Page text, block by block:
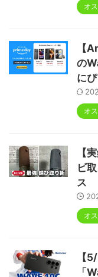
オ
【
の
に
オ
【
ビ
ス
オ
【
「